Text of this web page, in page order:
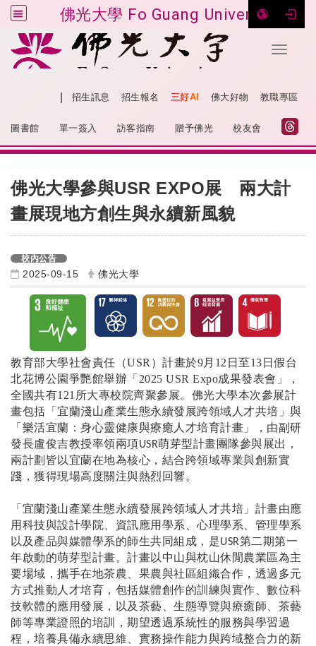
佛光大學 Fo Guang University
Toggle
跳到主要內容
招生訊息 招生報名 三好AI 佛大好物 教職專區
圖書館 單一簽入 訪客指南 贈予佛光 校友會
佛光大學參與USR EXPO展 兩大計
畫展現地方創生與永續新風貌
校內公告
2025-09-15 佛光大學
教育部大學社會責任（USR）計畫於9月12日至13日假台
北花博公園爭艷館舉辦「2025 USR Expo成果發表會」，
全國共有121所大專校院齊聚參展。 佛光大學本次參展計
畫包括「宜蘭淺山產業生態永續發展跨領域人才共培」與
「樂活宜蘭：身心靈健康與療癒人才培育計畫」，由副研
發長盧俊吉教授率領兩項USR萌芽型計畫團隊參與展出，
兩計劃皆以宜蘭在地為核心，結合跨領域專業與創新實
踐，獲得現場高度關注與熱烈回響。
「宜蘭淺山產業生態永續發展跨領域人才共培」計畫由應
用科技與設計學院、資訊應用學系、心理學系、管理學系
以及產品與媒體學系的師生共同組成，是USR第二期第一
年啟動的萌芽型計畫。計畫以中山與枕山休閒農業區為主
要場域，攜手在地茶農、果農與社區組織合作，透過多元
方式推動人才培育，包括媒體創作的訓練與實作、數位科
技軟體的應用發展，以及茶藝、生態導覽與療癒師、茶藝
師等專業證照的培訓，期望透過系統性的服務與學習過
程，培養具備永續思維、實務操作能力與跨域整合力的新